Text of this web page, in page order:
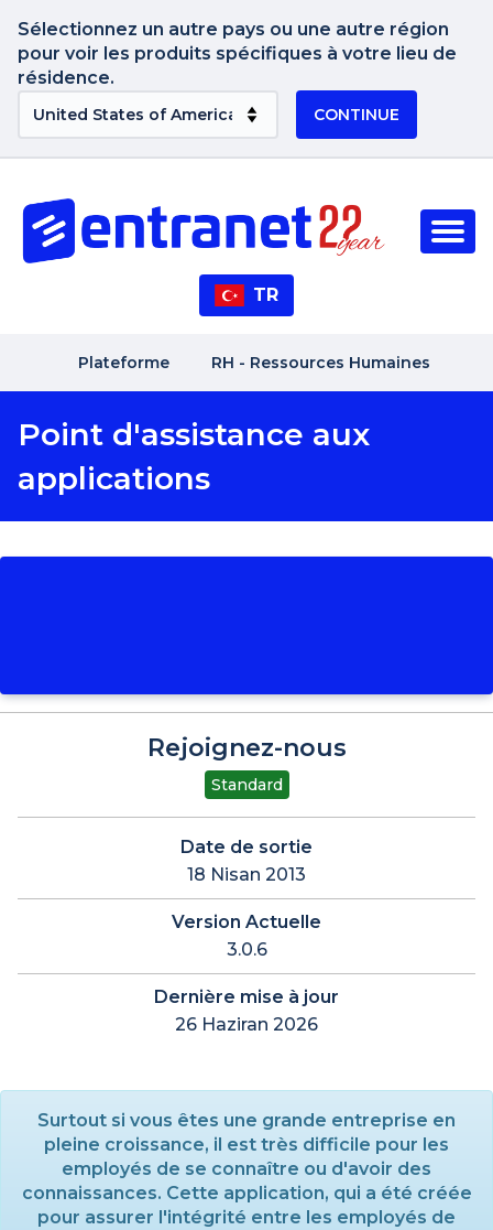
Sélectionnez un autre pays ou une autre région
pour voir les produits spécifiques à votre lieu de
résidence.
CONTINUE
TR
Plateforme RH - Ressources Humaines
Point d'assistance aux
applications
Rejoignez-nous
Standard
Date de sortie
18 Nisan 2013
Version Actuelle
3.0.6
Dernière mise à jour
26 Haziran 2026
Surtout si vous êtes une grande entreprise en
pleine croissance, il est très difficile pour les
employés de se connaître ou d'avoir des
connaissances. Cette application, qui a été créée
pour assurer l'intégrité entre les employés de